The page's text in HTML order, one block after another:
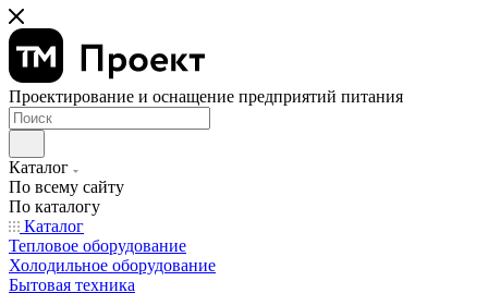
Проектирование и оснащение предприятий питания
Каталог
По всему сайту
По каталогу
Каталог
Тепловое оборудование
Холодильное оборудование
Бытовая техника